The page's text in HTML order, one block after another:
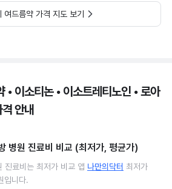
여드름약 가격 지도 보기
• 이소티논 • 이소트레티노인 • 로아
안내
병원 진료비 비교 (최저가, 평균가)
진료비는 최저가 비교 앱 나만의닥터 최저가
입니다.